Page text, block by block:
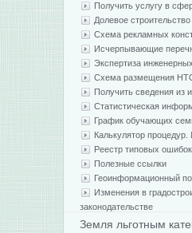
Получить услугу в
Долевое строительство
Схема рекламных
Исчерпывающие
Экспертиза
Схема размещения
Получить сведения из
Статистическая
График обучающих
Калькулятор
Реестр типовых ошибок
Полезные ссылки
Геоинформационный
Изменения в
законодательстве
Земля льготным